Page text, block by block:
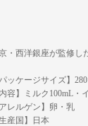
・西洋銀座が監修し
パッケージサイズ】
内容】ミルク100mL・
アレルゲン】卵・乳
生産国】日本